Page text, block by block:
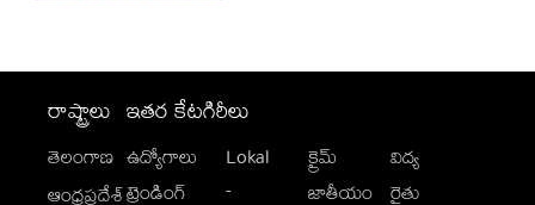
రాష్ట్రాలు
తెలంగాణ
ఆంధ్రప్రదేశ్
ఇతర కేటగిరీలు
ఉద్యోగాలు
ట్రెండింగ్
Lokal
-
క్రైమ్
జాతీయం
విద్య
రైతు